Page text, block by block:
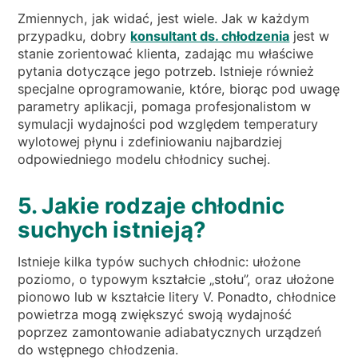
Zmiennych, jak widać, jest wiele. Jak w każdym
przypadku, dobry konsultant ds. chłodzenia jest w
stanie zorientować klienta, zadając mu właściwe
pytania dotyczące jego potrzeb. Istnieje również
specjalne oprogramowanie, które, biorąc pod uwagę
parametry aplikacji, pomaga profesjonalistom w
symulacji wydajności pod względem temperatury
wylotowej płynu i zdefiniowaniu najbardziej
odpowiedniego modelu chłodnicy suchej.
5. Jakie rodzaje chłodnic
suchych istnieją?
Istnieje kilka typów suchych chłodnic: ułożone
poziomo, o typowym kształcie „stołu”, oraz ułożone
pionowo lub w kształcie litery V. Ponadto, chłodnice
powietrza mogą zwiększyć swoją wydajność
poprzez zamontowanie adiabatycznych urządzeń
do wstępnego chłodzenia.